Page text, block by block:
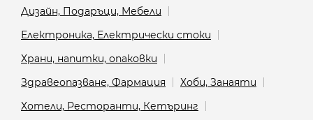
Дизайн, Подаръци, Мебели
Електроника, Електрически стоки
Храни, напитки, опаковки
Здравеопазване, Фармация
Хоби, Занаяти
Хотели, Ресторанти, Кетъринг